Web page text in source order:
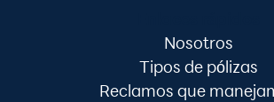
Nosotros
Tipos de pólizas
Reclamos que